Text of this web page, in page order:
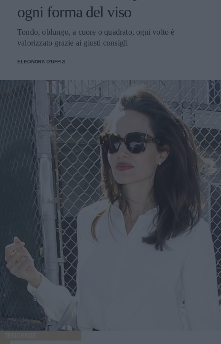
ogni forma del viso
Tondo, oblungo, a cuore o quadrato, ogni volto è
valorizzato grazie ai giusti consigli
ELEONORA D'UFFIZI
TENDENZE